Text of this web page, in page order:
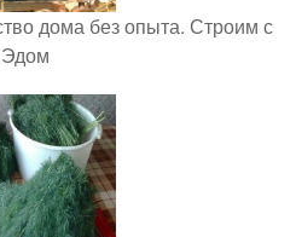
дома без опыта. Строим с
Эдом